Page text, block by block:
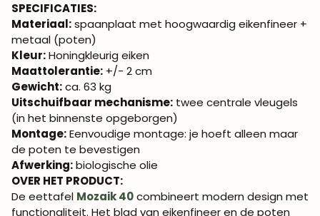
SPECIFICATIES:
Materiaal:spaanplaat met hoogwaardig eikenfineer +
metaal (poten)
Kleur:Honingkleurig eiken
Maattolerantie: +/- 2 cm
Gewicht:ca. 63 kg
Uitschuifbaar mechanisme: twee centrale vleugels
(in het binnenste opgeborgen)
Montage:Eenvoudige montage: je hoeft alleen maar
de poten te bevestigen
Afwerking:biologische olie
OVER HET PRODUCT:
De eettafel Mozaik 40combineert modern design met
functionaliteit. Het blad van eikenfineer en de poten